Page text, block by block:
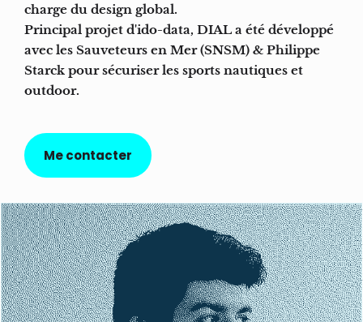
charge du design global.
Principal projet d'ido-data, DIAL a été développé
avec les Sauveteurs en Mer (SNSM) & Philippe
Starck pour sécuriser les sports nautiques et
outdoor.
Me contacter